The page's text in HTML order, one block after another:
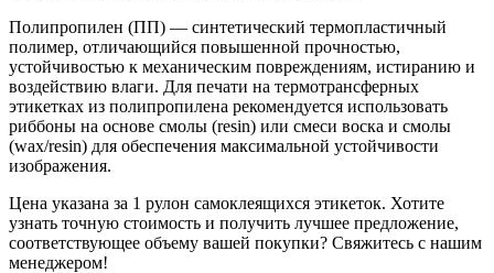
Полипропилен (ПП) — синтетический термопластичный
полимер, отличающийся повышенной прочностью,
устойчивостью к механическим повреждениям, истиранию и
воздействию влаги. Для печати на термотрансферных
этикетках из полипропилена рекомендуется использовать
риббоны на основе смолы (resin) или смеси воска и смолы
(wax/resin) для обеспечения максимальной устойчивости
изображения.
Цена указана за 1 рулон самоклеящихся этикеток. Хотите
узнать точную стоимость и получить лучшее предложение,
соответствующее объему вашей покупки? Свяжитесь с нашим
менеджером!